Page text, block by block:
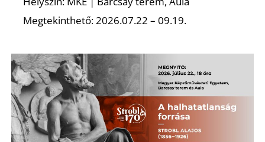
Megtekinthető: 2026.07.22 – 09.19.